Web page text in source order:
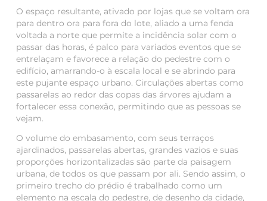
O espaço resultante, ativado por lojas que se voltam ora
para dentro ora para fora do lote, aliado a uma fenda
voltada a norte que permite a incidência solar com o
passar das horas, é palco para variados eventos que se
entrelaçam e favorece a relação do pedestre com o
edifício, amarrando-o à escala local e se abrindo para
este pujante espaço urbano. Circulações abertas como
passarelas ao redor das copas das árvores ajudam a
fortalecer essa conexão, permitindo que as pessoas se
vejam.
O volume do embasamento, com seus terraços
ajardinados, passarelas abertas, grandes vazios e suas
proporções horizontalizadas são parte da paisagem
urbana, de todos os que passam por ali. Sendo assim, o
primeiro trecho do prédio é trabalhado como um
elemento na escala do pedestre, de desenho da cidade,